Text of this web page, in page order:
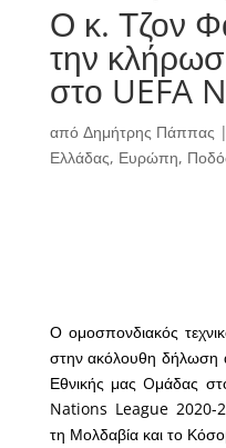
Ο κ. Τζον
την
στο UEFA
από Δημήτρης Πάππας |
Ελλάδας, Ευρώπη,
Ο ομοσπονδιακός
στην ακόλουθη δήλωση
Εθνικής μας Oμάδας
Nations League 2020-
τη Μολδαβία και το